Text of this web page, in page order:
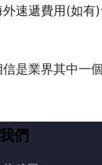
速遞費用(如有)
是業界其中一
們